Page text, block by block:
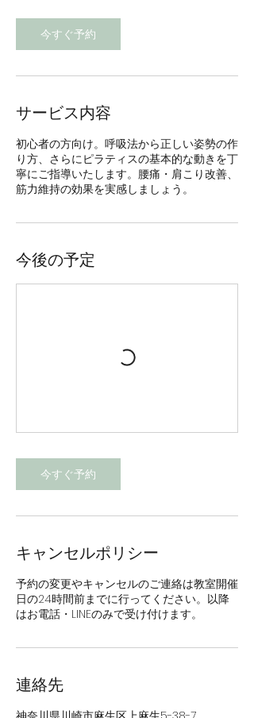
今すぐ予約
サービス内容
初心者の方向け。呼吸法から正しい姿勢の作
り方、さらにピラティスの基本的な動きを丁
寧にご指導いたします。腰痛・肩こり改善、
筋力維持の効果を実感しましょう。
今後の予定
今すぐ予約
キャンセルポリシー
予約の変更やキャンセルのご連絡は教室開催
日の24時間前までに行ってください。以降
はお電話・LINEのみで受け付けます。
連絡先